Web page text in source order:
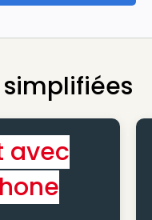
avec